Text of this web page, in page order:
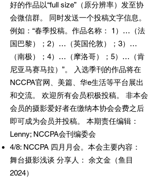
好的作品以“full size”（原分辨率）发至协
会微信群。 同时发送一个投稿文字信息。
例如：“春季投稿。作品名称： 1）…（法
国巴黎）；2）…（英国伦敦）；3）…
（南极）；4）…（摩洛哥）；5）…（肯
尼亚马赛马拉）”。 入选季刊的作品将在
NCCPA官网、美篇、华e生活等平台展出
和交流。 欢迎所有会员积极投稿。 非本会
会员的摄影爱好者在缴纳本协会会费之后
即可成为会员并投稿。 本期责任编辑：
Lenny; NCCPA会刊编委会
4/8: NCCPA 四月月会。本会主要内容：
舞台摄影浅谈 分享人： 余文金（鱼目
2024）